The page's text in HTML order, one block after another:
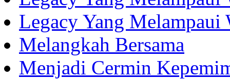
Legacy Yang Melampaui
Melangkah Bersama
Menjadi Cermin